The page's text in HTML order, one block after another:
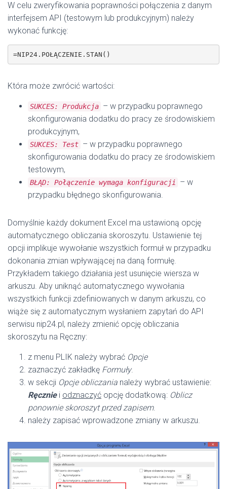
W celu zweryfikowania poprawności połączenia z danym
interfejsem API (testowym lub produkcyjnym) należy
wykonać funkcję:
=NIP24.POŁĄCZENIE.STAN()
Która może zwrócić wartości:
SUKCES: Produkcja – w przypadku poprawnego
skonfigurowania dodatku do pracy ze środowiskiem
produkcyjnym,
SUKCES: Test – w przypadku poprawnego
skonfigurowania dodatku do pracy ze środowiskiem
testowym,
BŁĄD: Połączenie wymaga konfiguracji
– w
przypadku błędnego skonfigurowania.
Domyślnie każdy dokument Excel ma ustawioną opcję
automatycznego obliczania skoroszytu. Ustawienie tej
opcji implikuje wywołanie wszystkich formuł w przypadku
dokonania zmian wpływającej na daną formułę.
Przykładem takiego działania jest usunięcie wiersza w
arkuszu. Aby uniknąć automatycznego wywołania
wszystkich funkcji zdefiniowanych w danym arkuszu, co
wiąże się z automatycznym wysłaniem zapytań do API
serwisu nip24.pl, należy zmienić opcję obliczania
skoroszytu na Ręczny:
z menu PLIK należy wybrać Opcje
zaznaczyć zakładkę Formuły.
w sekcji Opcje obliczania należy wybrać ustawienie:
Ręczniei odznaczyć opcję dodatkową: Oblicz
ponownie skoroszyt przed zapisem.
należy zapisać wprowadzone zmiany w arkuszu.